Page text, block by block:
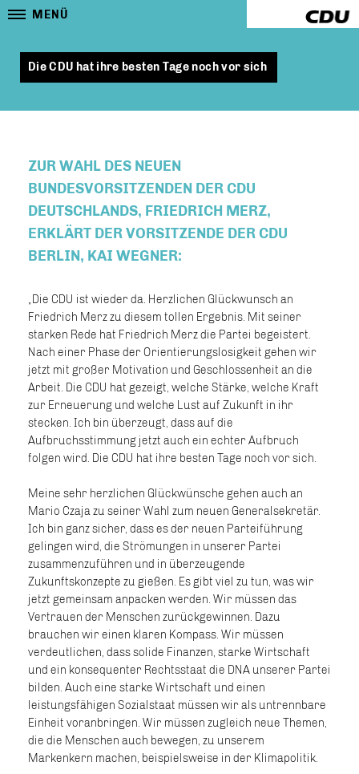
MENÜ
Die CDU hat ihre besten Tage noch vor sich
ZUR WAHL DES NEUEN
BUNDESVORSITZENDEN DER CDU
DEUTSCHLANDS, FRIEDRICH MERZ,
ERKLÄRT DER VORSITZENDE DER CDU
BERLIN, KAI WEGNER:
Die CDU ist wieder da. Herzlichen Glückwunsch an
Friedrich Merz zu diesem tollen Ergebnis. Mit seiner
starken Rede hat Friedrich Merz die Partei begeistert.
Nach einer Phase der Orientierungslosigkeit gehen wir
jetzt mit großer Motivation und Geschlossenheit an die
Arbeit. Die CDU hat gezeigt, welche Stärke, welche Kraft
zur Erneuerung und welche Lust auf Zukunft in ihr
stecken. Ich bin überzeugt, dass auf die
Aufbruchsstimmung jetzt auch ein echter Aufbruch
folgen wird. Die CDU hat ihre besten Tage noch vor sich.
Meine sehr herzlichen Glückwünsche gehen auch an
Mario Czaja zu seiner Wahl zum neuen Generalsekretär.
Ich bin ganz sicher, dass es der neuen Parteiführung
gelingen wird, die Strömungen in unserer Partei
zusammenzuführen und in überzeugende
Zukunftskonzepte zu gießen. Es gibt viel zu tun, was wir
jetzt gemeinsam anpacken werden. Wir müssen das
Vertrauen der Menschen zurückgewinnen. Dazu
brauchen wir einen klaren Kompass. Wir müssen
verdeutlichen, dass solide Finanzen, starke Wirtschaft
und ein konsequenter Rechtsstaat die DNA unserer Partei
bilden. Auch eine starke Wirtschaft und einen
leistungsfähigen Sozialstaat müssen wir als untrennbare
Einheit voranbringen. Wir müssen zugleich neue Themen,
die die Menschen auch bewegen, zu unserem
Markenkern machen, beispielsweise in der Klimapolitik.